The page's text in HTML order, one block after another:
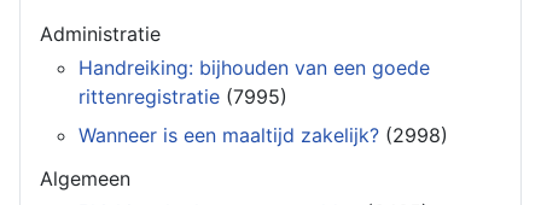
Administratie
Handreiking: bijhouden van een goede
rittenregistratie (7995)
Wanneer is een maaltijd zakelijk? (2998)
Algemeen